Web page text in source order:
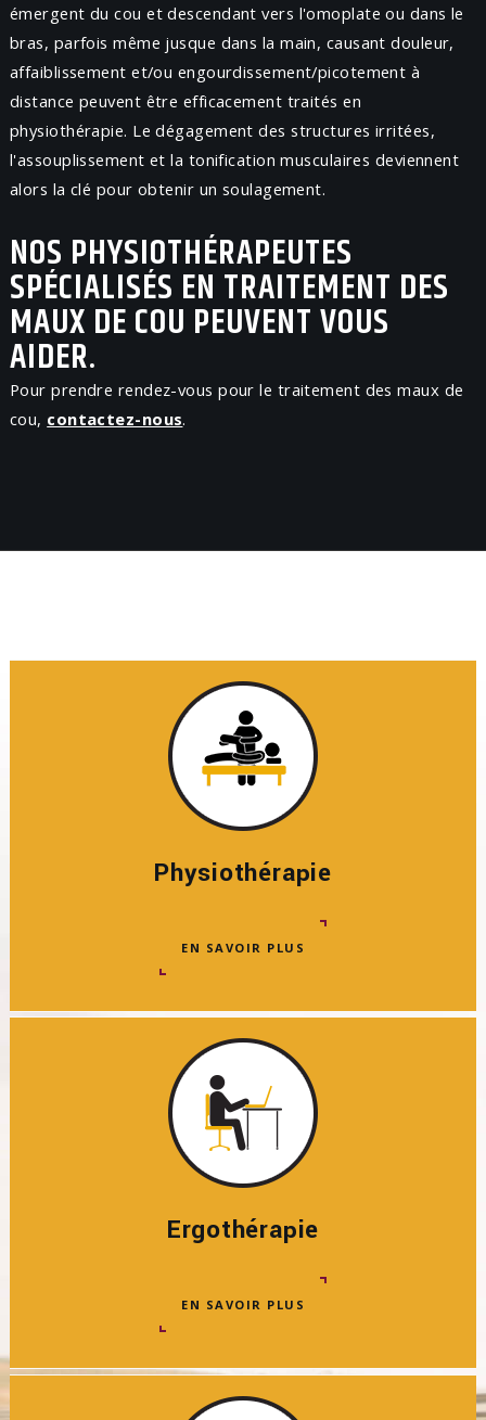
émergent du cou et descendant vers l'omoplate ou dans le
bras, parfois même jusque dans la main, causant douleur,
affaiblissement et/ou engourdissement/picotement à
distance peuvent être efficacement traités en
physiothérapie. Le dégagement des structures irritées,
l'assouplissement et la tonification musculaires deviennent
alors la clé pour obtenir un soulagement.
NOS PHYSIOTHÉRAPEUTES
SPÉCIALISÉS EN TRAITEMENT DES
MAUX DE COU PEUVENT VOUS
AIDER.
Pour prendre rendez-vous pour le traitement des maux de
cou, contactez-nous.
Physiothérapie
EN SAVOIR PLUS
Ergothérapie
EN SAVOIR PLUS